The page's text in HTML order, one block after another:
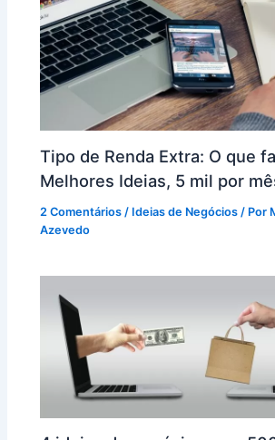
Tipo de Renda Extra: O que
Melhores Ideias, 5 mil por
2 Comentários / Ideias de Negócios / Por
Azevedo